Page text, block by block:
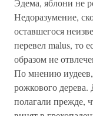
Эдема, яблони не
Недоразумение,
оставшегося
перевел malus, то
образом не
По мнению
рожкового
полагали прежде,